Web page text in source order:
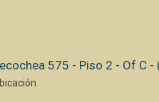
575 - Piso 2 - Of C